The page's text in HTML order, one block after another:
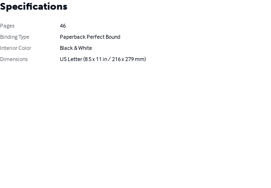
Specifications
Pages
46
Binding Type
Paperback Perfect Bound
Interior Color
Black & White
Dimensions
US Letter (8.5 x 11 in / 216 x 279 mm)